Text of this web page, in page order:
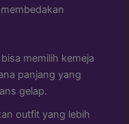
memilih kemeja
panjang yang
gelap.
outfit yang lebih